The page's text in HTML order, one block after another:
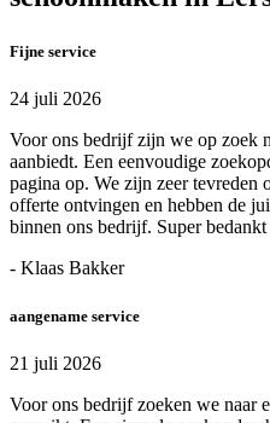
Fijne service
24 juli 2026
Voor ons bedrijf zijn we op zoek
aanbiedt. Een eenvoudige
pagina op. We zijn zeer tevreden
offerte ontvingen en hebben de
binnen ons bedrijf. Super
- Klaas Bakker
aangename service
21 juli 2026
Voor ons bedrijf zoeken we naar